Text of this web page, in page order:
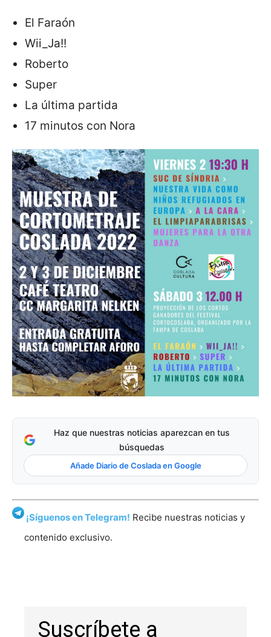
El Faraón
Wii_Ja!!
Roberto
Super
La última partida
17 minutos con Nora
Haz que nuestras noticias aparezcan en tus
búsquedas
Añade Diario de Coslada en Google
¡Síguenos en Telegram! Recibe nuestras noticias y
contenido exclusivo.
Suscríbete a